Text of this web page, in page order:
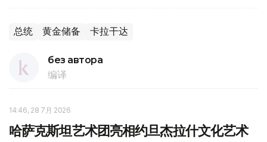
总统 黄金储备 卡拉干达
без автора
编译
14:46, 28 7月 2026
哈萨克斯坦艺术团亮相约旦杰拉什文化艺术